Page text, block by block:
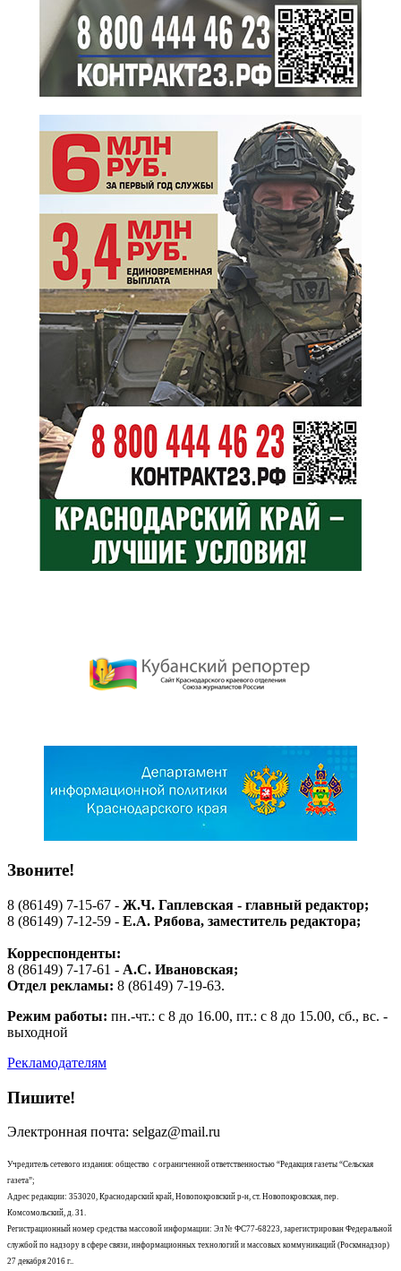
Звоните!
8 (86149) 7-15-67 - Ж.Ч. Гаплевская - главный редактор;
8 (86149) 7-12-59 - Е.А. Рябова, заместитель редактора;
Корреспонденты:
8 (86149) 7-17-61 - А.С. Ивановская;
Отдел рекламы: 8 (86149) 7-19-63.
Режим работы: пн.-чт.: с 8 до 16.00, пт.: с 8 до 15.00, сб., вс. -
выходной
Рекламодателям
Пишите!
Электронная почта: selgaz@mail.ru
Учредитель сетевого издания: общество с ограниченной ответственностью “Редакция газеты “Сельская
газета”;
Адрес редакции: 353020, Краснодарский край, Новопокровский р-н, ст. Новопокровская, пер.
Комсомольский, д. 31.
Регистрационный номер средства массовой информации: Эл № ФС77-68223, зарегистрирован Федеральной
службой по надзору в сфере связи, информационных технологий и массовых коммуникаций (Роскмнадзор)
27 декабря 2016 г..